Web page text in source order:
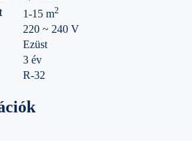
1-15 m2
220 ~ 240 V
Ezüst
3 év
R-32